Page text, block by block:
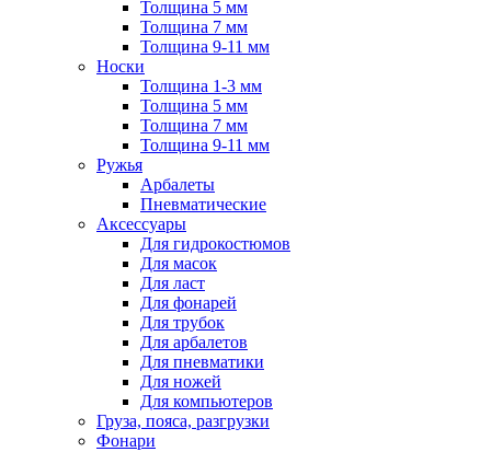
Толщина 5 мм
Толщина 7 мм
Толщина 9-11 мм
Носки
Толщина 1-3 мм
Толщина 5 мм
Толщина 7 мм
Толщина 9-11 мм
Ружья
Арбалеты
Пневматические
Аксессуары
Для гидрокостюмов
Для масок
Для ласт
Для фонарей
Для трубок
Для арбалетов
Для пневматики
Для ножей
Для компьютеров
Груза, пояса, разгрузки
Фонари